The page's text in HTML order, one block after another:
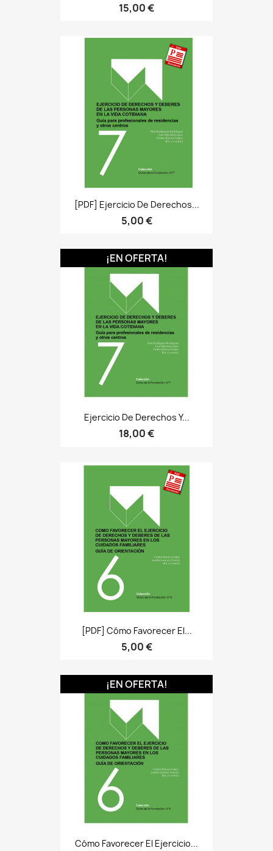
15,00 €
[PDF] Ejercicio De Derechos...
5,00 €
Ejercicio De Derechos Y...
18,00 €
¡EN OFERTA!
[PDF] Cómo Favorecer El...
5,00 €
Cómo Favorecer El Ejercicio...
¡EN OFERTA!